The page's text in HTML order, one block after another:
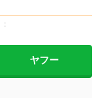
ヤフー